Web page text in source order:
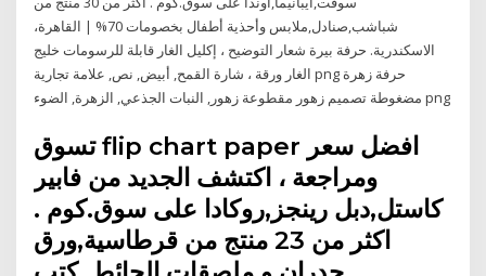
شباشب,صنادل,ملابس وأحذية أطفال بخصومات 70% | القاهرة،
الاسكندرية. حرفة بيرة شعار التوضيح ، إكليل الغار قابلة للرسومات خليج
الغار ورقة ، شارة القمح, أبيض, نص, علامة تجارية png حرفة زهرة
مضغوطة تصميم زهور مقطوعة زهور, النبات الجذعي, الزهرة, الضوء png
تسوق flip chart paper افضل سعر
ومراجعة ، اكتشف الجديد من فابير
كاستل,دبل رينجز,روكادا على سوق.كوم .
اكثر من 23 منتج من قرطاسية,ورق